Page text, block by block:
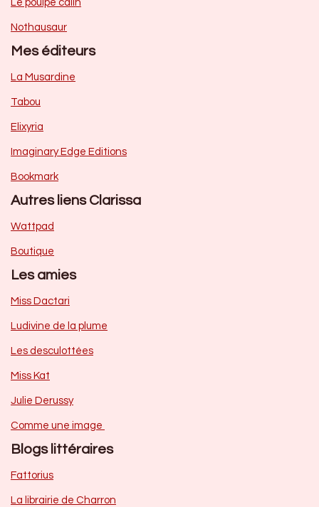
Le poulpe câlin
Nothausaur
Mes éditeurs
La Musardine
Tabou
Elixyria
Imaginary Edge Editions
Bookmark
Autres liens Clarissa
Wattpad
Boutique
Les amies
Miss Dactari
Ludivine de la plume
Les desculottées
Miss Kat
Julie Derussy
Comme une image
Blogs littéraires
Fattorius
La librairie de Charron